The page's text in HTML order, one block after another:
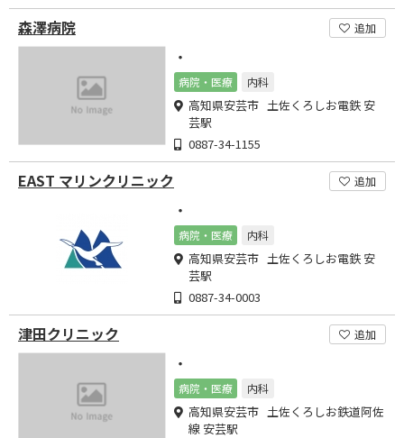
森澤病院 追加
・
病院・医療 内科
高知県安芸市 土佐くろしお電鉄 安
芸駅
0887-34-1155
EAST マリンクリニック 追加
・
病院・医療 内科
高知県安芸市 土佐くろしお電鉄 安
芸駅
0887-34-0003
津田クリニック 追加
・
病院・医療 内科
高知県安芸市 土佐くろしお鉄道阿佐
線 安芸駅